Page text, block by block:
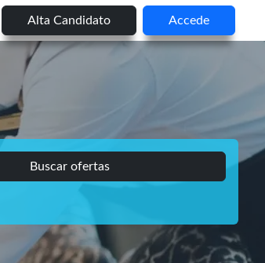
Alta Candidato Accede
Buscar ofertas